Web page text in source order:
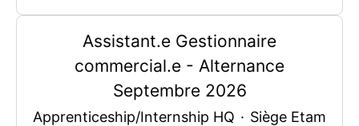
Assistant.e Gestionnaire
commercial.e - Alternance
Septembre 2026
Apprenticeship/Internship HQ · Siège Etam